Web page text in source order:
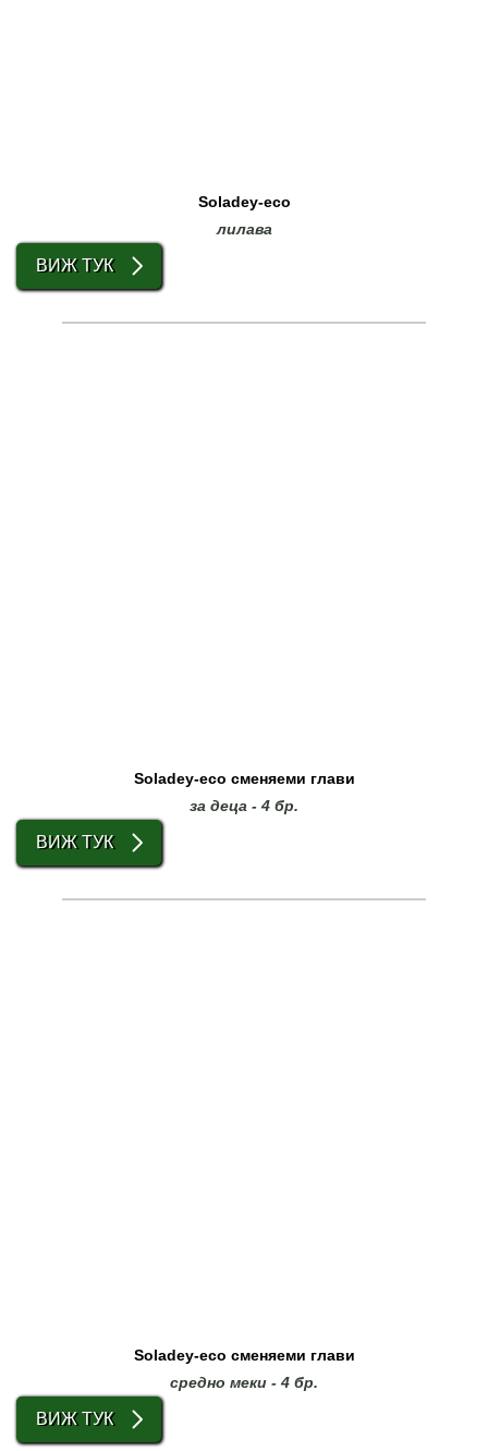
Soladey-eco
лилава
ВИЖ ТУК
Soladey-eco сменяеми глави
за деца - 4 бр.
ВИЖ ТУК
Soladey-eco сменяеми глави
средно меки - 4 бр.
ВИЖ ТУК